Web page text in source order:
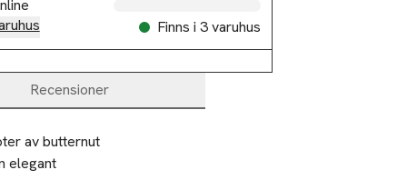
Finns i 3 varuhus
Recensioner
av butternut
elegant